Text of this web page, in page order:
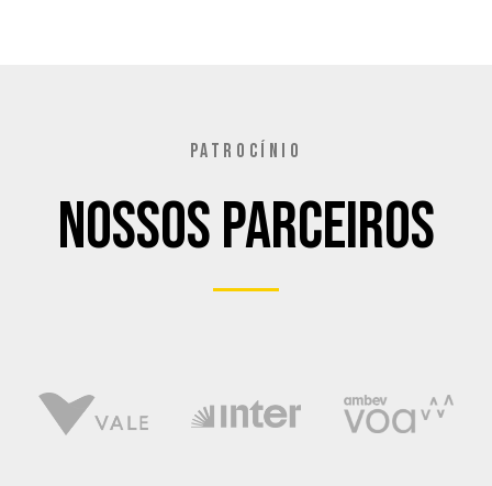
PATROCÍNIO
Nossos Parceiros